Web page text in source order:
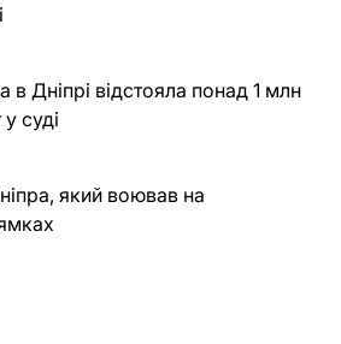
в Дніпрі відстояла понад 1 млн
суді
який воював на